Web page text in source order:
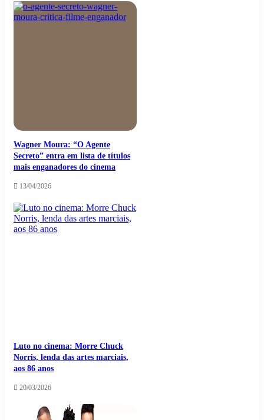
Wagner Moura: “O Agente
Secreto” entra em lista de títulos
mais enganadores do cinema
13/04/2026
Luto no cinema: Morre Chuck
Norris, lenda das artes marciais,
aos 86 anos
20/03/2026